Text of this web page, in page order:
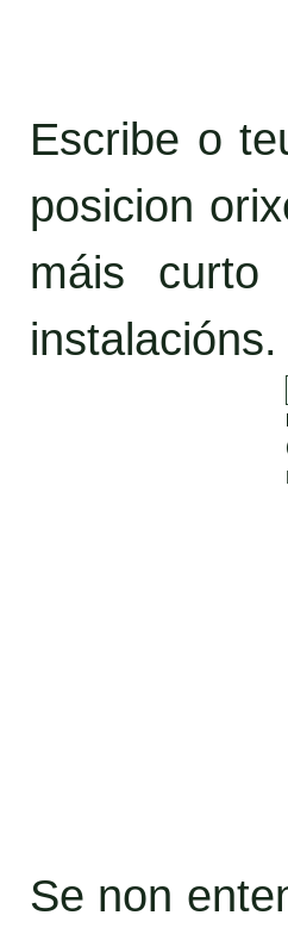
Escribe o
posicion
máis
instalacións.
Se non